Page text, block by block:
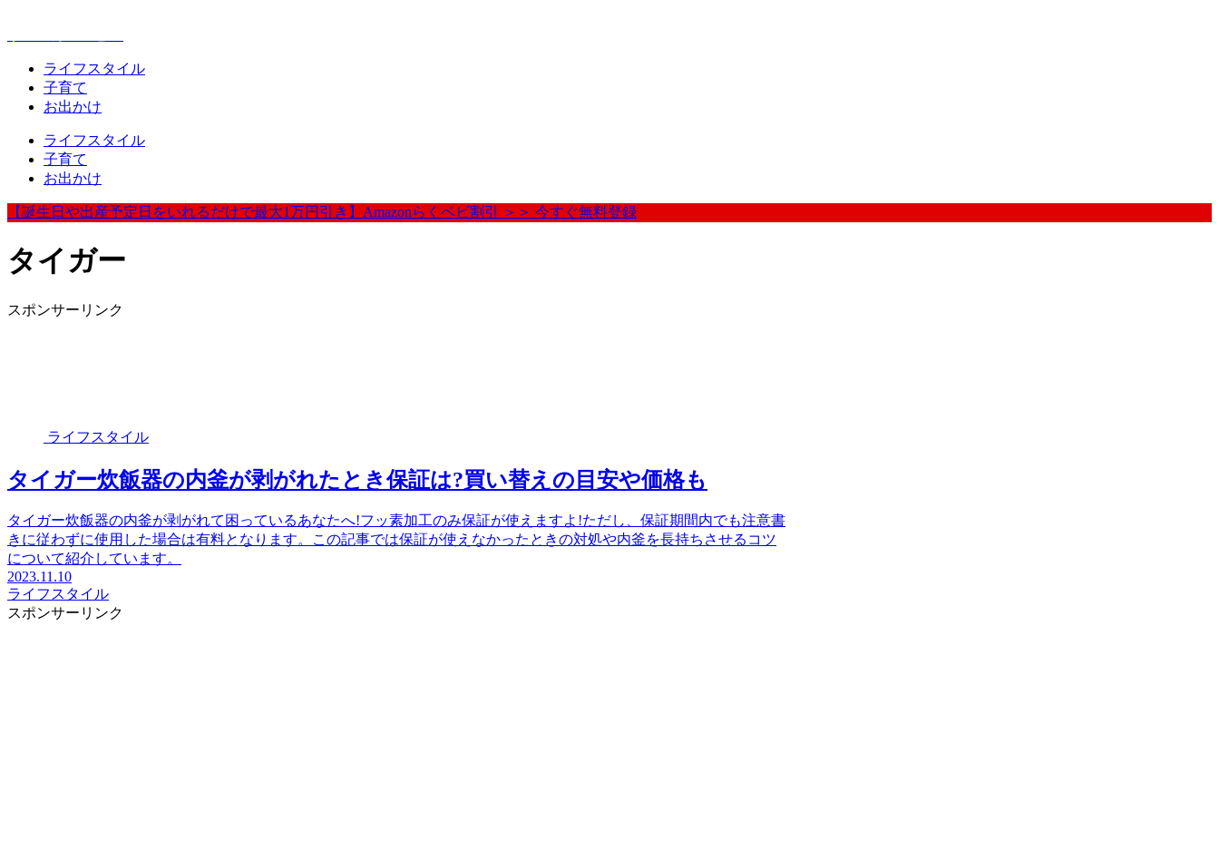
ライフスタイル
子育て
お出かけ
ライフスタイル
子育て
お出かけ
【誕生日や出産予定日をいれるだけで最大1万円引き】Amazonらくベビ割引 ＞＞ 今すぐ無料登録
タイガー
スポンサーリンク
ライフスタイル
タイガー炊飯器の内釜が剥がれたとき保証は?買い替えの目安や価格も
タイガー炊飯器の内釜が剥がれて困っているあなたへ!フッ素加工のみ保証が使えますよ!ただし、保証期間内でも注意書
きに従わずに使用した場合は有料となります。この記事では保証が使えなかったときの対処や内釜を長持ちさせるコツ
について紹介しています。
2023.11.10
ライフスタイル
スポンサーリンク